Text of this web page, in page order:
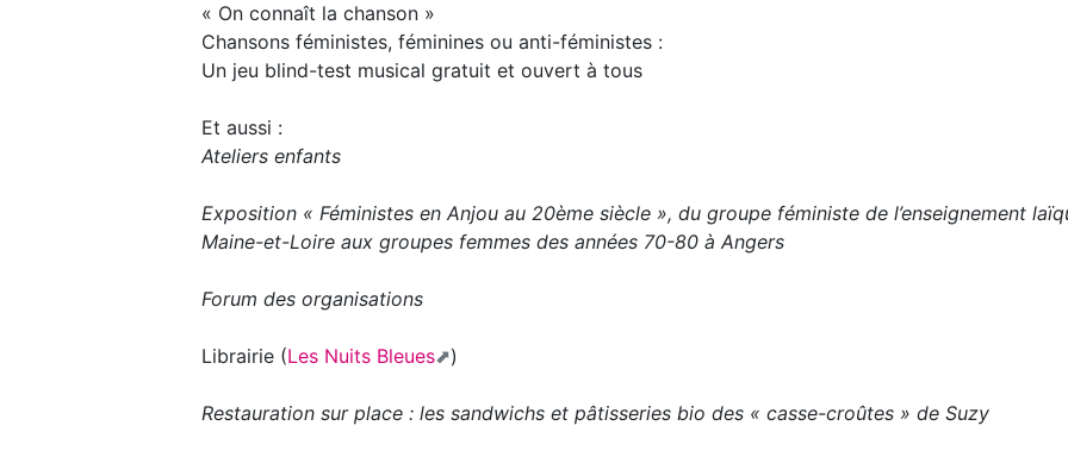
« On connaît la chanson »
Chansons féministes, féminines ou anti-féministes :
Un jeu blind-test musical gratuit et ouvert à tous
Et aussi :
Ateliers enfants
Exposition « Féministes en Anjou au 20ème siècle », du groupe féministe de l’enseignement
Maine-et-Loire aux groupes femmes des années 70-80 à Angers
Forum des organisations
Librairie (Les Nuits Bleues )
Restauration sur place : les sandwichs et pâtisseries bio des « casse-croûtes » de Suzy